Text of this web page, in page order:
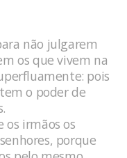
não julgarem
os que vivem na
pois
o poder de
irmãos os
porque